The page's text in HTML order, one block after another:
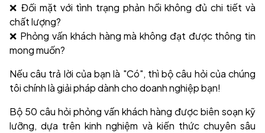
❌ Đối mặt với tình trạng phản hồi không đủ chi tiết và
chất lượng?
❌ Phỏng vấn khách hàng mà không đạt được thông tin
mong muốn?
Nếu câu trả lời của bạn là "Có", thì bộ câu hỏi của chúng
tôi chính là giải pháp dành cho doanh nghiệp bạn!
Bộ 50 câu hỏi phỏng vấn khách hàng được biên soạn kỹ
lưỡng, dựa trên kinh nghiệm và kiến thức chuyên sâu